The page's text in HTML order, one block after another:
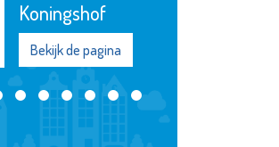
en cijferhelden
Bekijk de pagina